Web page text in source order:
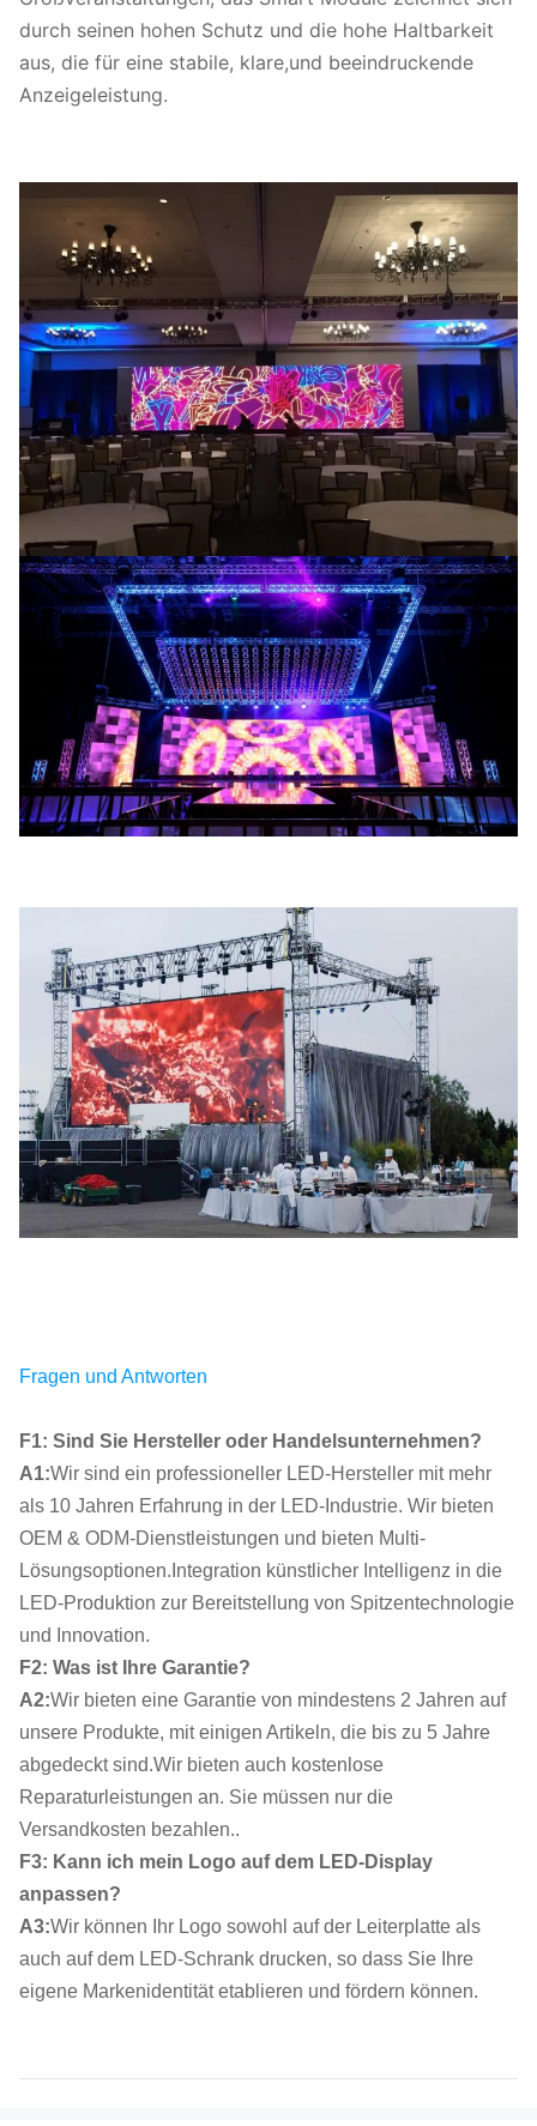
durch seinen hohen Schutz und die hohe Haltbarkeit
aus, die für eine stabile, klare,und beeindruckende
Anzeigeleistung.
Fragen und Antworten
F1: Sind Sie Hersteller oder Handelsunternehmen?
A1:Wir sind ein professioneller LED-Hersteller mit mehr
als 10 Jahren Erfahrung in der LED-Industrie. Wir bieten
OEM & ODM-Dienstleistungen und bieten Multi-
Lösungsoptionen.Integration künstlicher Intelligenz in die
LED-Produktion zur Bereitstellung von Spitzentechnologie
und Innovation.
F2: Was ist Ihre Garantie?
A2:Wir bieten eine Garantie von mindestens 2 Jahren auf
unsere Produkte, mit einigen Artikeln, die bis zu 5 Jahre
abgedeckt sind.Wir bieten auch kostenlose
Reparaturleistungen an. Sie müssen nur die
Versandkosten bezahlen..
F3: Kann ich mein Logo auf dem LED-Display
anpassen?
A3:Wir können Ihr Logo sowohl auf der Leiterplatte als
auch auf dem LED-Schrank drucken, so dass Sie Ihre
eigene Markenidentität etablieren und fördern können.